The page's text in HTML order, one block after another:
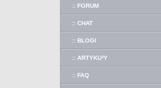
:: FORUM
:: CHAT
:: BLOGI
:: ARTYKU³Y
:: FAQ